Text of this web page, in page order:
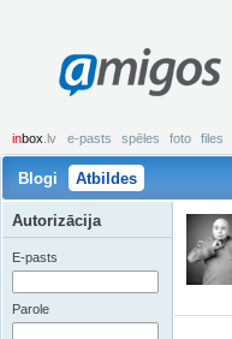
amigos
inbox .lv e-pasts spēles foto files
Blogi Atbildes
Autorizācija
E-pasts
Parole